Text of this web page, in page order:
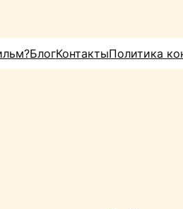
БлогКонтактыПолитика